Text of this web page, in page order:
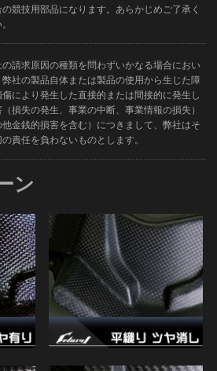
の競技用部品になります。あらかじめご了承く
の請求原因の種類を問わずいかなる場合におい
弊社の製品自体または製品の使用から生じた障
により発生した直接的または間接的に発生し
（損失の発生、事業の中断、事業情報の損失）
他金銭的損害を含む）につきまして、弊社はそ
責任を負わないものとします。
ン